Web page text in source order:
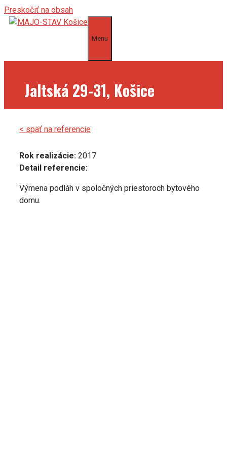
Preskočiť na obsah
Menu
Jaltská 29-31, Košice
< späť na referencie
Rok realizácie: 2017
Detail referencie:
Výmena podláh v spoločných priestoroch bytového
domu.